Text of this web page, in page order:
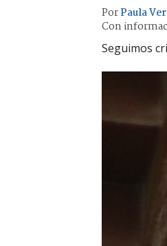
PorPaula
Con
Seguimos